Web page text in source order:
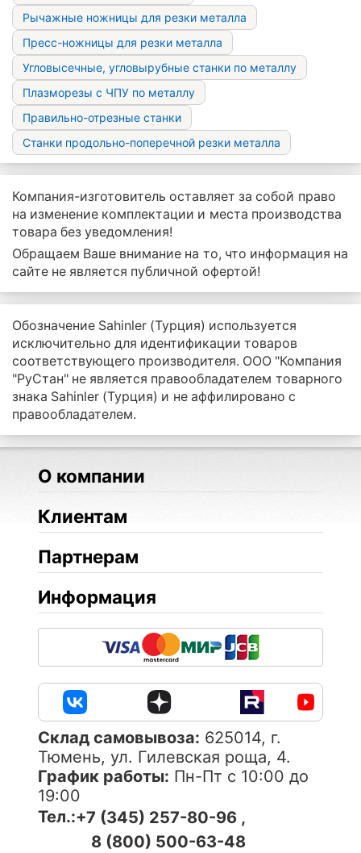
Рычажные ножницы для резки металла
Пресс-ножницы для резки металла
Угловысечные, угловырубные станки по металлу
Плазморезы с ЧПУ по металлу
Правильно-отрезные станки
Станки продольно-поперечной резки металла
Компания-изготовитель оставляет за собой право
на изменение комплектации и места производства
товара без уведомления!
Обращаем Ваше внимание на то, что информация на
сайте не является публичной офертой!
Обозначение Sahinler (Турция) используется
исключительно для идентификации товаров
соответствующего производителя. ООО "Компания
"РуСтан" не является правообладателем товарного
знака Sahinler (Турция) и не аффилировано с
правообладателем.
О компании
Клиентам
Партнерам
Информация
Cклад самовывоза: 625014, г.
Тюмень, ул. Гилевская роща, 4.
График работы: Пн-Пт с 10:00 до
19:00
Тел.:+7 (345) 257-80-96 ,
8 (800) 500-63-48